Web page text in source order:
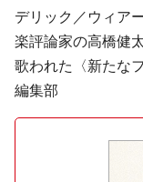
デリック／ウィア
楽評論家の高橋健
歌われた〈新たな
編集部